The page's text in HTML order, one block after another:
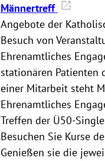
Männertreff
Angebote der
Besuch von
Ehrenamtliches
stationären Patienten
einer Mitarbeit steht
Ehrenamtliches
Treffen der Ü50-
Besuchen Sie Kurse
Genießen sie die